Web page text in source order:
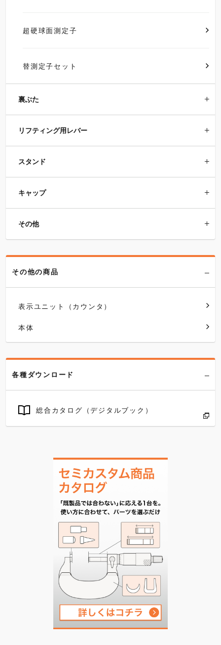
超硬球面測定子
替測定子セット
裏ぶた
リフティング用レバー
スタンド
キャップ
その他
その他の商品
表示ユニット（カウンタ）
本体
各種ダウンロード
総合カタログ（デジタルブック）